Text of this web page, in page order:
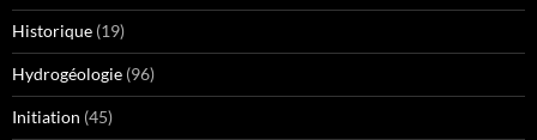
Historique (19)
Hydrogéologie (96)
Initiation (45)